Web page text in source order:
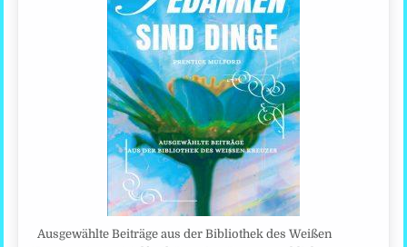
Ausgewählte Beiträge aus der Bibliothek des Weißen